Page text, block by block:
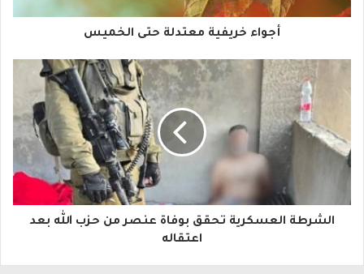
ا
ت
أجواء خريفية معتدلة حتى الخميس
الشرطة العسكرية تحقق بوفاة عنصر من حزب الله بعد
اعتقاله